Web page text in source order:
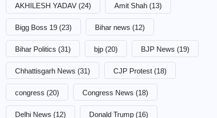
AKHILESH YADAV (24) Amit Shah (13)
Bigg Boss 19 (23) Bihar news (12)
Bihar Politics (31) bjp (20) BJP News (19)
Chhattisgarh News (31) CJP Protest (18)
congress (20) Congress News (18)
Delhi News (12) Donald Trump (16)